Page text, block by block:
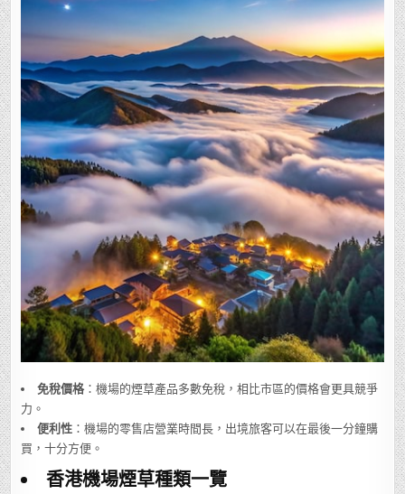
免稅價格 ：機場的煙草產品多數免稅，相比市區的價格會更具競爭
力。
便利性 ：機場的零售店營業時間長，出境旅客可以在最後一分鐘購
買，十分方便。
香港機場煙草種類一覽